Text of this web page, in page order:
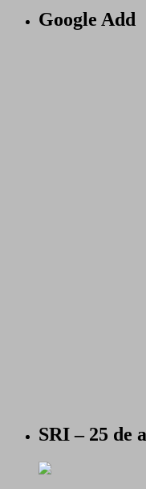
Google Add
SRI – 25 de